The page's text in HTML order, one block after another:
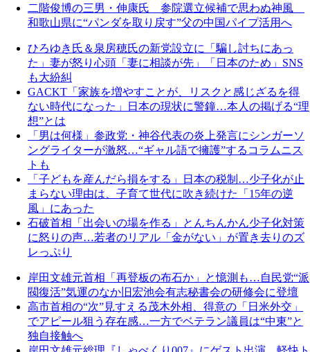
二階俊博の三男・伸康氏 参院選立候補で思わぬ神風
和歌山県に“パンダを取り戻す”父の中国パイプ活用へ
ひろゆき氏＆泉房穂氏の新党設立に「騙し討ちにあっ
た」妻が怒り心頭「妻に相談が先」「日本のため」SNS
も大紛糾
GACKT「家族を増やすことが、リスクと感じざるを得
ない時代になった」日本の現状に警鐘…本人の掲げる“理
想”とは
「男は何様」参政党・神谷代表の炎上発言にシンガーソ
ングライターが激怒…“ギャル語で擁護”するコラムニス
トも
「子どもを産んだら損をする」日本の税制…少子化が止
まらない理由は、子育て世代に吹き続けた「15年の逆
風」にあった
石破首相「出会いの場を作る」とんちんかん少子化対策
に怒りの声…若者のリアル「金がない」が置き去りのズ
レっぷり
岸田文雄元首相「再登板の布石か」と憶測も…自民党“派
閥復活”気運のなか旧宏池会有志秘書会の研修会に登壇
高市首相の“次”見すえる茂木外相、得意の「日米外交」
でアピール狙う存在感…一方でベテラン議員は“中東”と
独自接触へ